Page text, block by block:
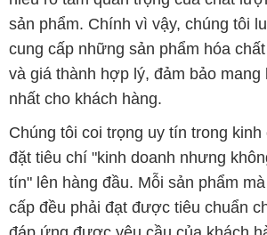
Chúng tôi coi trọng uy tín trong kinh
đặt tiêu chí "kinh doanh nhưng
tín" lên hàng đầu. Mỗi sản phẩm mà
cấp đều phải đạt được tiêu chuẩn
đáp ứng được yêu cầu của khách
rằng sự hài lòng của đối tác là
tôi và sự phát triển bền vững chỉ có
cùng nhau hợp tác và phát triển.